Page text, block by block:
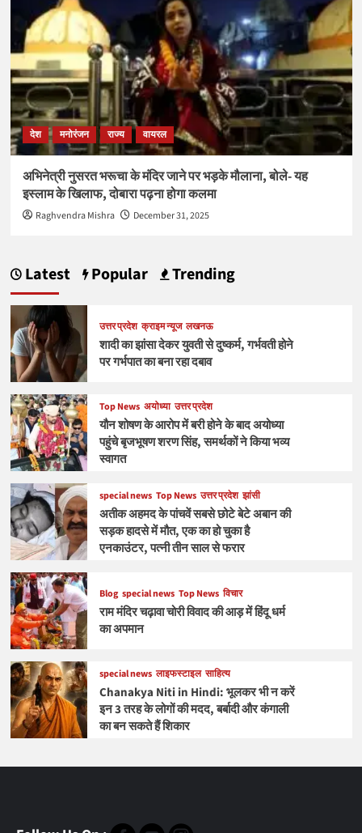
देश मनोरंजन राज्य वायरल
अभिनेत्री नुसरत भरूचा के मंदिर जाने पर भड़के मौलाना, बोले- यह
इस्लाम के खिलाफ, दोबारा पढ़ना होगा कलमा
Raghvendra Mishra December 31, 2025
Latest Popular Trending
उत्तर प्रदेश क्राइम न्यूज लखनऊ
शादी का झांसा देकर युवती से दुष्कर्म, गर्भवती होने
पर गर्भपात का बना रहा दबाव
Top News अयोध्या उत्तर प्रदेश
यौन शोषण के आरोप में बरी होने के बाद अयोध्या
पहुंचे बृजभूषण शरण सिंह, समर्थकों ने किया भव्य
स्वागत
special news Top News उत्तर प्रदेश झांसी
अतीक अहमद के पांचवें सबसे छोटे बेटे अबान की
सड़क हादसे में मौत, एक का हो चुका है
एनकाउंटर, पत्नी तीन साल से फरार
Blog special news Top News विचार
राम मंदिर चढ़ावा चोरी विवाद की आड़ में हिंदू धर्म
का अपमान
special news लाइफस्टाइल साहित्य
Chanakya Niti in Hindi: भूलकर भी न करें
इन 3 तरह के लोगों की मदद, बर्बादी और कंगाली
का बन सकते हैं शिकार